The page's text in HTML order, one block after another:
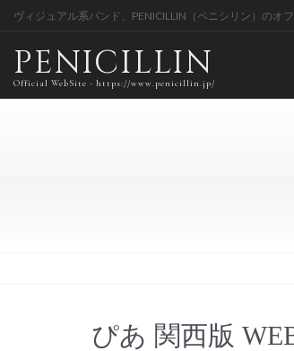
ヴィジュアル系バンド、PENICILLIN（ペニシリン）のオ
PENICILLIN
Official WebSite - https://www.penicillin.jp/
ぴあ 関西版